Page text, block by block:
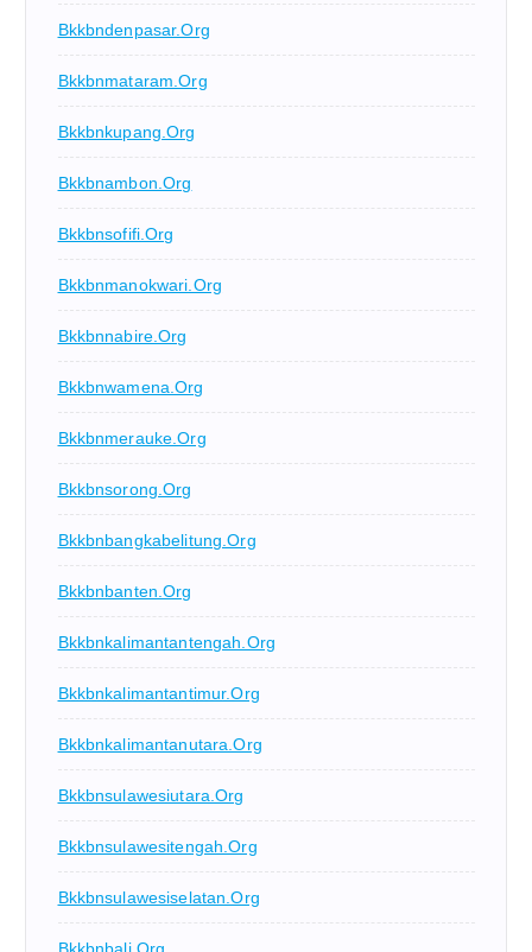
Bkkbndenpasar.org
Bkkbnmataram.org
Bkkbnkupang.org
Bkkbnambon.org
Bkkbnsofifi.org
Bkkbnmanokwari.org
Bkkbnnabire.org
Bkkbnwamena.org
Bkkbnmerauke.org
Bkkbnsorong.org
Bkkbnbangkabelitung.org
Bkkbnbanten.org
Bkkbnkalimantantengah.org
Bkkbnkalimantantimur.org
Bkkbnkalimantanutara.org
Bkkbnsulawesiutara.org
Bkkbnsulawesitengah.org
Bkkbnsulawesiselatan.org
Bkkbnbali.org